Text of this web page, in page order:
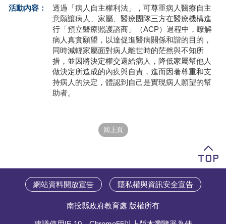
活動內容：
透過「病人自主權利法」，可尊重病人醫療自主
意願讓病人、家屬、醫療團隊三方在醫療機構進
行「預立醫療照護諮商」（ACP）過程中，瞭解
病人真實願望，以達促進醫病關係和諧的目的，
同時減輕家屬面對病人離世時的茫然與不知所
措，並因將決定權交還給病人，降低家屬幫他人
做決定所造成的內疚與自責，進而因著尊重和支
持病人的決定，體認到自己是實現病人願望的幫
助者。
網站資料開放宣告 隱私權與資訊安全宣告
南投縣政府教育處 版權所有